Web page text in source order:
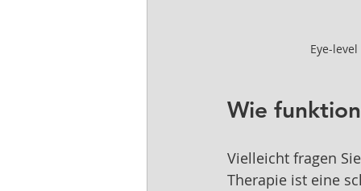
Eye-
Wie
Vielleicht fragen
Therapie ist eine